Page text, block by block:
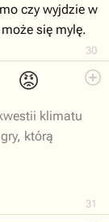
30
czy wyjdzie w
się mylę.
😡
31
klimatu
którą